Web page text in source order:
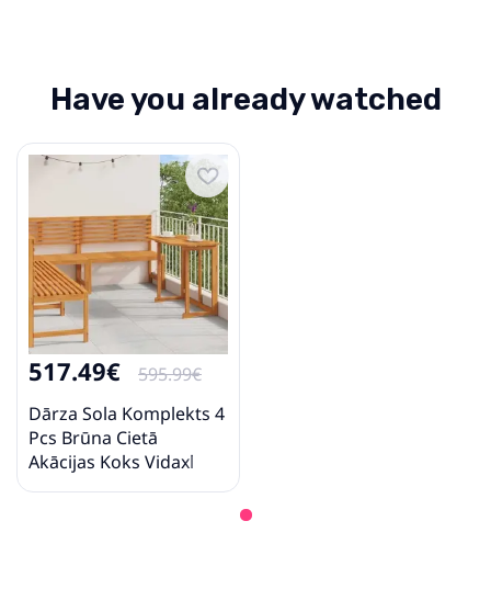
Have you already watched
517.49€
595.99€
Dārza Sola Komplekts 4
Pcs Brūna Cietā
Akācijas Koks Vidaxl